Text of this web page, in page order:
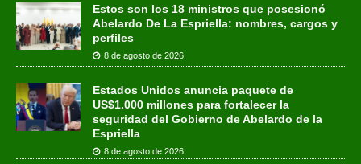
Estos son los 18 ministros que posesionó
Abelardo De La Espriella: nombres, cargos y
perfiles
8 de agosto de 2026
Estados Unidos anuncia paquete de
US$1.000 millones para fortalecer la
seguridad del Gobierno de Abelardo de la
Espriella
8 de agosto de 2026